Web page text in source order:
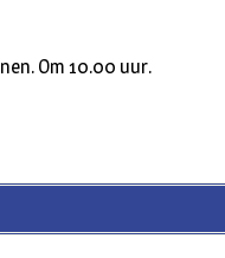
Om 10.00 uur.